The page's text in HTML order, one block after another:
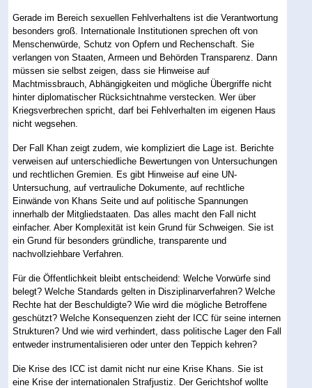
Gerade im Bereich sexuellen Fehlverhaltens ist die Verantwortung
besonders groß. Internationale Institutionen sprechen oft von
Menschenwürde, Schutz von Opfern und Rechenschaft. Sie
verlangen von Staaten, Armeen und Behörden Transparenz. Dann
müssen sie selbst zeigen, dass sie Hinweise auf
Machtmissbrauch, Abhängigkeiten und mögliche Übergriffe nicht
hinter diplomatischer Rücksichtnahme verstecken. Wer über
Kriegsverbrechen spricht, darf bei Fehlverhalten im eigenen Haus
nicht wegsehen.
Der Fall Khan zeigt zudem, wie kompliziert die Lage ist. Berichte
verweisen auf unterschiedliche Bewertungen von Untersuchungen
und rechtlichen Gremien. Es gibt Hinweise auf eine UN-
Untersuchung, auf vertrauliche Dokumente, auf rechtliche
Einwände von Khans Seite und auf politische Spannungen
innerhalb der Mitgliedstaaten. Das alles macht den Fall nicht
einfacher. Aber Komplexität ist kein Grund für Schweigen. Sie ist
ein Grund für besonders gründliche, transparente und
nachvollziehbare Verfahren.
Für die Öffentlichkeit bleibt entscheidend: Welche Vorwürfe sind
belegt? Welche Standards gelten in Disziplinarverfahren? Welche
Rechte hat der Beschuldigte? Wie wird die mögliche Betroffene
geschützt? Welche Konsequenzen zieht der ICC für seine internen
Strukturen? Und wie wird verhindert, dass politische Lager den Fall
entweder instrumentalisieren oder unter den Teppich kehren?
Die Krise des ICC ist damit nicht nur eine Krise Khans. Sie ist
eine Krise der internationalen Strafjustiz. Der Gerichtshof wollte